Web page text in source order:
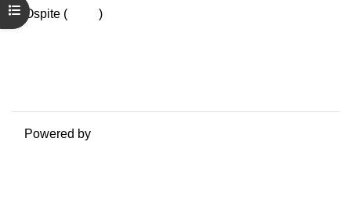
Apri indice del corso
Ospite (
)
Powered by